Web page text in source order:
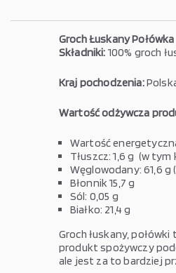
Groch Łuskany Połówka
Składniki: 100% groch
Kraj pochodzenia:
Wartość odżywcza
Wartość
Tłuszcz: 1,6 g (w
Węglowodany: 61,6 g
Błonnik 15,7 g
Sól: 0,05 g
Białko: 21,4 g
Groch łuskany,
produkt spożywczy
ale jest za to bardziej